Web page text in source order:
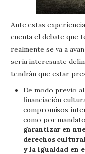
Ante estas
cuenta el debate que
realmente se va a
sería interesante
tendrán que estar
De modo previo
financiación
compromisos
como por
garantizar en
derechos
y la igualdad en